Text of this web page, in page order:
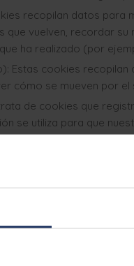
recopilan datos para
vuelven, recordar
ha realizado (por
Estas cookies
cómo se mueven por
de cookies que
se utiliza para que
terceros específicos,
es posible que vea
nuestro sitio web, es
de nuestro Sitio web
sociales. Los
de estos plug-ins.